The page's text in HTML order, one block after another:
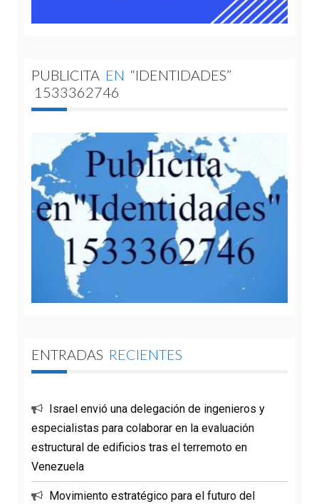
PUBLICITA EN “IDENTIDADES”
1533362746
ENTRADAS RECIENTES
Israel envió una delegación de ingenieros y
especialistas para colaborar en la evaluación
estructural de edificios tras el terremoto en
Venezuela
Movimiento estratégico para el futuro del